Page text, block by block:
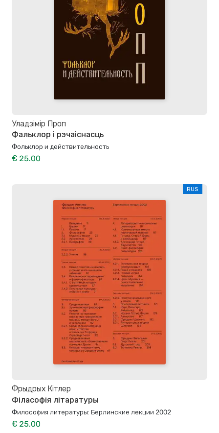
Уладзімір Проп
Фальклор і рэчаіснасць
Фольклор и действительность
€ 25.00
RUS
Фрыдрых Кітлер
Філасофія літаратуры
Философия литературы: Берлинские лекции 2002
€ 25.00